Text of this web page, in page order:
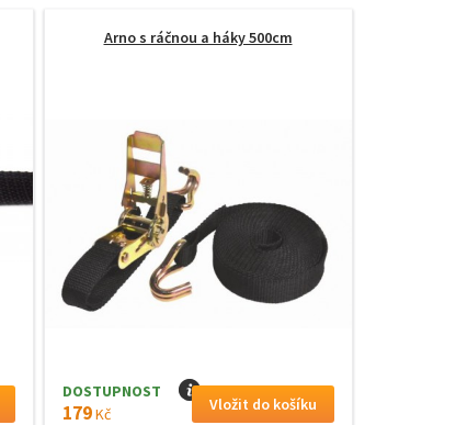
Arno s ráčnou a háky 500cm
DOSTUPNOST I
179Kč